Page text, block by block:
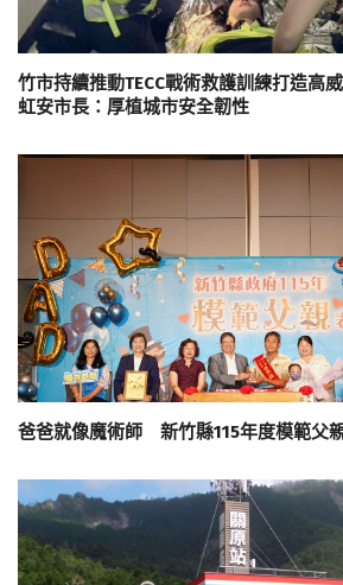
竹市持續推動TECC戰術救護訓練打造
虹安市長：厚植城市安全韌性
爸爸就像魔術師 新竹縣115年度模範父